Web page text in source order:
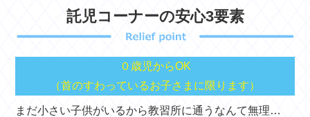
託児コーナーの安心3要素
０歳児からOK
（首のすわっているお子さまに限ります）
まだ小さい子供がいるから教習所に通うなんて無理…